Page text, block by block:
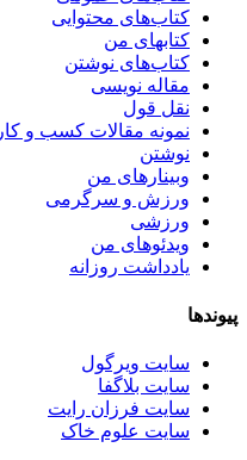
کتاب‌های محتوایی
کتابهای من
کتاب‌های نوشتن
مقاله نویسی
نقل قول
نمونه مقالات کسب و کار
نوشتن
وبینارهای من
ورزش و سرگرمی
ورزشی
ویدئوهای من
یادداشت روزانه
پیوندها
سایت ویرگول
سایت بلاگفا
سایت فرزان رایت
سایت علوم خاک